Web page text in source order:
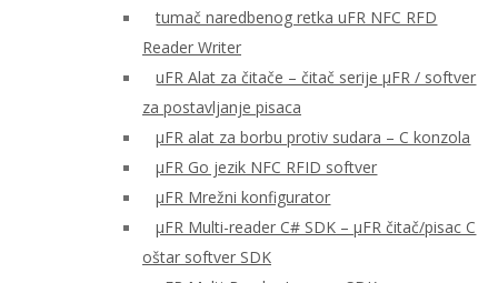
tumač naredbenog retka uFR NFC RFD
Reader Writer
uFR Alat za čitače – čitač serije μFR / softver
za postavljanje pisaca
μFR alat za borbu protiv sudara – C konzola
μFR Go jezik NFC RFID softver
μFR Mrežni konfigurator
μFR Multi-reader C# SDK – μFR čitač/pisac C
oštar softver SDK